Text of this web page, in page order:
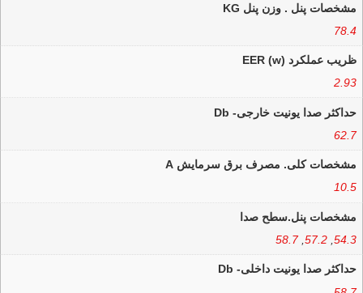
مشخصات پنل . وزن پنل KG
78.4
ظریب عملکرد EER (w)
2.93
حداکثر صدا یونیت خارجی- Db
62.7
مشخصات کلی. مصرف برق سرمایش A
10.5
مشخصات پنل.سطح صدا
54.3
,
57.2
,
58.7
حداکثر صدا یونیت داخلی- Db